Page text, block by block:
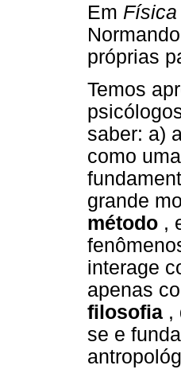
Em
próprias
Temos
saber: a)
como uma
grande
método ,
interage
apenas
filosofia ,
se e